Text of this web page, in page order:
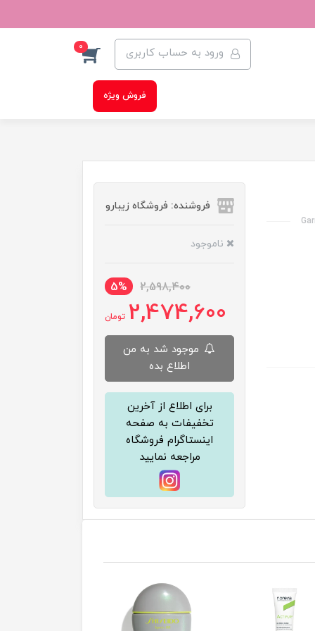
ورود به حساب کاربری 0
فروش ویژه
فروشنده: فروشگاه زیبارو
ناموجود
2,598,400
5%
2,474,600 تومان
موجود شد به من
اطلاع بده
برای اطلاع از آخرین
تخفیفات به صفحه
اینستاگرام فروشگاه
مراجعه نمایید